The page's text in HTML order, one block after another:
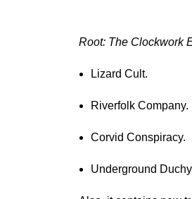
Root: The Clockwork
Lizard Cult.
Riverfolk Company.
Corvid Conspiracy.
Underground